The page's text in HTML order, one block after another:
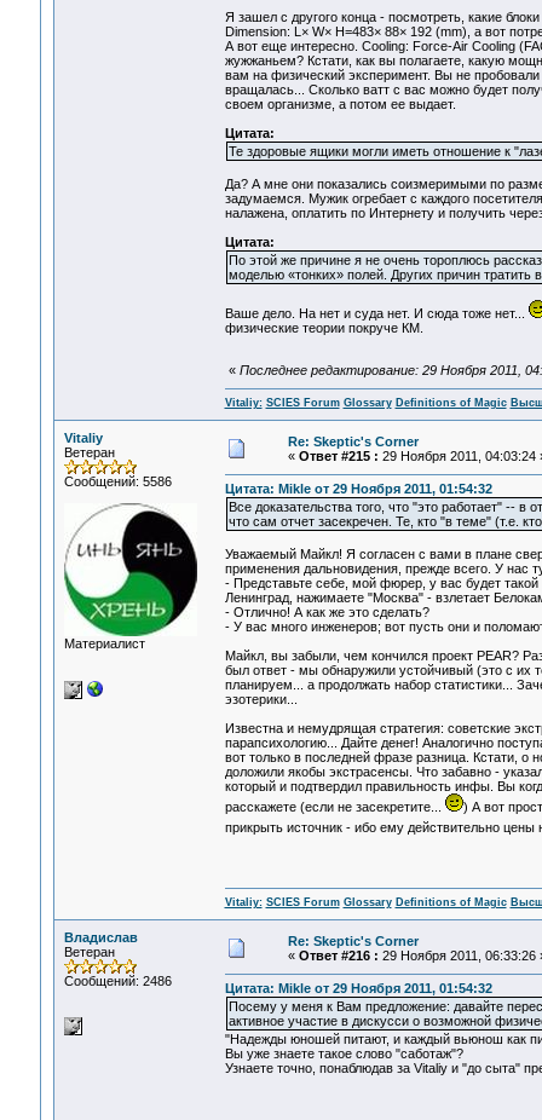
Я зашел с другого конца - посмотреть, какие
Dimension: L× W× H=483× 88× 192 (mm), а вот
А вот еще интересно. Cooling: Force-Air Cooling
жужжаньем? Кстати, как вы полагаете, какую
вам на физический эксперимент. Вы не
вращалась... Сколько ватт с вас можно будет
своем организме, а потом ее выдает.
Цитата:
Те здоровые ящики могли иметь отношение к
Да? А мне они показались соизмеримыми по
задумаемся. Мужик огребает с каждого
налажена, оплатить по Интернету и получить
Цитата:
По этой же причине я не очень тороплюсь
моделью «тонких» полей. Других причин
Ваше дело. На нет и суда нет. И сюда тоже нет...
физические теории покруче КМ.
« Последнее редактирование: 29 Ноября 2011,
Vitaliy: SCIES Forum Glossary Definitions of Magic
Vitaliy
Ветеран
Сообщений: 5586
Материалист
Re: Skeptic's Corner
« Ответ #215 : 29 Ноября 2011, 04:03:24
Цитата: Mikle от 29 Ноября 2011, 01:54:32
Все доказательства того, что "это работает" -- в
что сам отчет засекречен. Те, кто "в теме" (т.е.
Уважаемый Майкл! Я согласен с вами в плане
применения дальновидения, прежде всего. У нас
- Представьте себе, мой фюрер, у вас будет
Ленинград, нажимаете "Москва" - взлетает
- Отлично! А как же это сделать?
- У вас много инженеров; вот пусть они и
Майкл, вы забыли, чем кончился проект PEAR?
был ответ - мы обнаружили устойчивый (это с их
планируем... а продолжать набор статистики...
эзотерики...
Известна и немудрящая стратегия: советские
парапсихологию... Дайте денег! Аналогично
вот только в последней фразе разница. Кстати, о
доложили якобы экстрасенсы. Что забавно -
который и подтвердил правильность инфы. Вы
расскажете (если не засекретите...
) А вот
прикрыть источник - ибо ему действительно
Vitaliy: SCIES Forum Glossary Definitions of Magic
Владислав
Ветеран
Сообщений: 2486
Re: Skeptic's Corner
« Ответ #216 : 29 Ноября 2011, 06:33:26
Цитата: Mikle от 29 Ноября 2011, 01:54:32
Посему у меня к Вам предложение: давайте
активное участие в дискусси о возможной
"Надежды юношей питают, и каждый вьюнош как
Вы уже знаете такое слово "саботаж"?
Узнаете точно, понаблюдав за Vitaliy и "до сыта"